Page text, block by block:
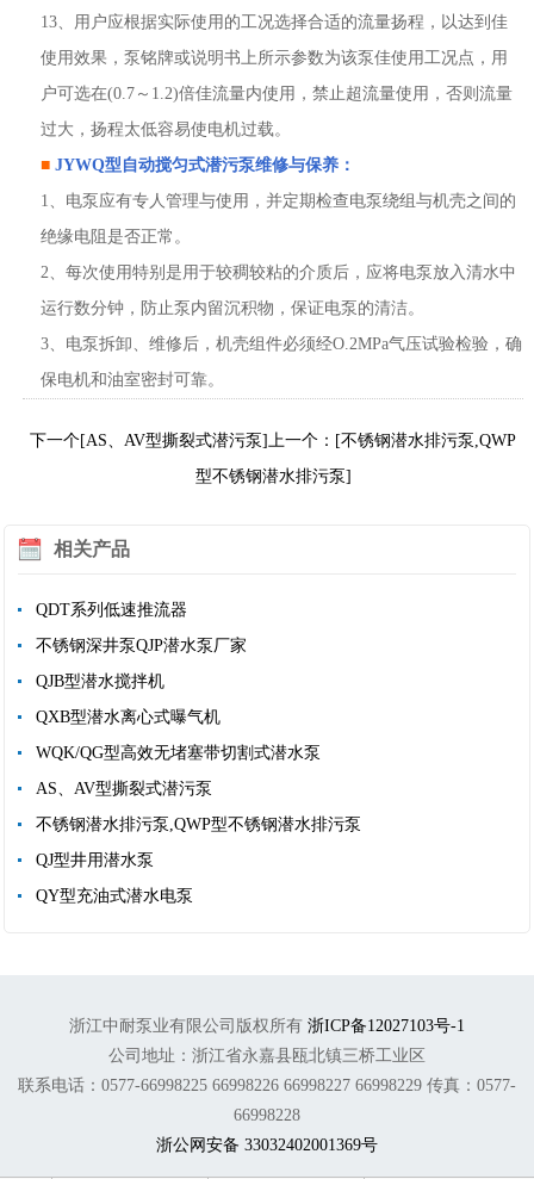
13、用户应根据实际使用的工况选择合适的流量扬程，以达到佳
使用效果，泵铭牌或说明书上所示参数为该泵佳使用工况点，用
户可选在(0.7～1.2)倍佳流量内使用，禁止超流量使用，否则流量
过大，扬程太低容易使电机过载。
■ JYWQ型 自动搅匀式潜污泵维修与保养：
1、电泵应有专人管理与使用，并定期检查电泵绕组与机壳之间的
绝缘电阻是否正常。
2、每次使用特别是用于较稠较粘的介质后，应将电泵放入清水中
运行数分钟，防止泵内留沉积物，保证电泵的清洁。
3、电泵拆卸、维修后，机壳组件必须经O.2MPa气压试验检验，确
保电机和油室密封可靠。
下一个[AS、AV型撕裂式潜污泵]上一个：[不锈钢潜水排污泵,QWP
型不锈钢潜水排污泵]
相关产品
QDT系列低速推流器
不锈钢深井泵QJP潜水泵厂家
QJB型潜水搅拌机
QXB型潜水离心式曝气机
WQK/QG型高效无堵塞带切割式潜水泵
AS、AV型撕裂式潜污泵
不锈钢潜水排污泵,QWP型不锈钢潜水排污泵
QJ型井用潜水泵
QY型充油式潜水电泵
浙江中耐泵业有限公司版权所有 浙ICP备12027103号-1
公司地址：浙江省永嘉县瓯北镇三桥工业区
联系电话：0577-66998225 66998226 66998227 66998229 传真：0577-
66998228
浙公网安备 33032402001369号